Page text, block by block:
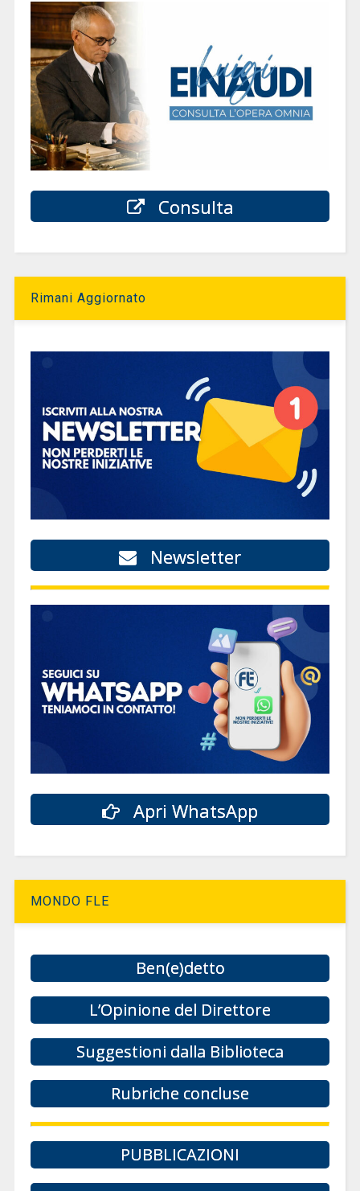
Consulta
Rimani Aggiornato
Newsletter
Apri WhatsApp
MONDO FLE
Ben(e)detto
L’Opinione del Direttore
Suggestioni dalla Biblioteca
Rubriche concluse
PUBBLICAZIONI